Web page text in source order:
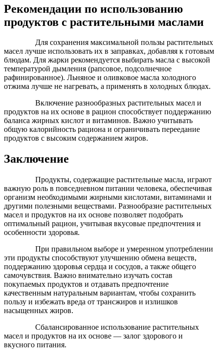
Рекомендации по использованию
продуктов с растительными маслами
Для сохранения максимальной пользы растительных
масел лучше использовать их в заправках, добавляя к готовым
блюдам. Для жарки рекомендуется выбирать масла с высокой
температурой дымления (рапсовое, подсолнечное
рафинированное). Льняное и оливковое масла холодного
отжима лучше не нагревать, а применять в холодных блюдах.
Включение разнообразных растительных масел и
продуктов на их основе в рацион способствует поддержанию
баланса жирных кислот и витаминов. Важно учитывать
общую калорийность рациона и ограничивать переедание
продуктов с высоким содержанием жиров.
Заключение
Продукты, содержащие растительные масла, играют
важную роль в повседневном питании человека, обеспечивая
организм необходимыми жирными кислотами, витаминами и
другими полезными веществами. Разнообразие растительных
масел и продуктов на их основе позволяет подобрать
оптимальный рацион, учитывая вкусовые предпочтения и
особенности здоровья.
При правильном выборе и умеренном употреблении
эти продукты способствуют улучшению обмена веществ,
поддержанию здоровья сердца и сосудов, а также общего
самочувствия. Важно внимательно изучать состав
покупаемых продуктов и отдавать предпочтение
качественным натуральным вариантам, чтобы сохранить
пользу и избежать вреда от трансжиров и излишков
насыщенных жиров.
Сбалансированное использование растительных
масел и продуктов на их основе — залог здорового и
вкусного питания.